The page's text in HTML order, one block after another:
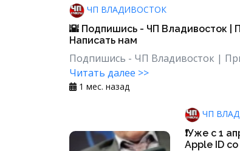
ЧП ВЛАДИВОСТОК
🌇 Подпишись - ЧП Владивосток |
Написать нам
Подпишись - ЧП Владивосток |
Читать далее >>
1 мес. назад
ЧП
❗️Уже с 1
Apple ID